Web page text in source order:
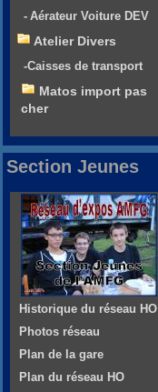
- Aérateur Voiture DEV
Atelier Divers
-Caisses de transport
Matos import pas
cher
Section Jeunes
Historique du réseau HO
Photos réseau
Plan de la gare
Plan du réseau HO